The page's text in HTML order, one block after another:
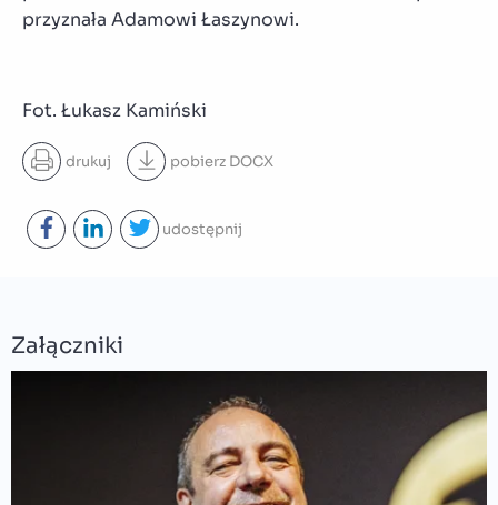
przyznała Adamowi Łaszynowi.
Fot. Łukasz Kamiński
drukuj pobierz DOCX
udostępnij
Załączniki